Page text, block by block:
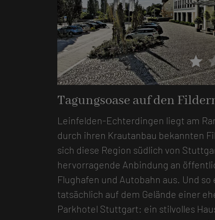
star
Messe-Airport
Tagungsoase auf den
Leinfelden-Echterdingen liegt am
durch ihren Krautanbau bekannten
sich diese Region südlich von
hervorragende Anbindung an
Flughafen und Autobahn aus. Und so
tatsächlich auf dem Gelände einer
Parkhotel Stuttgart: ein stilvolles